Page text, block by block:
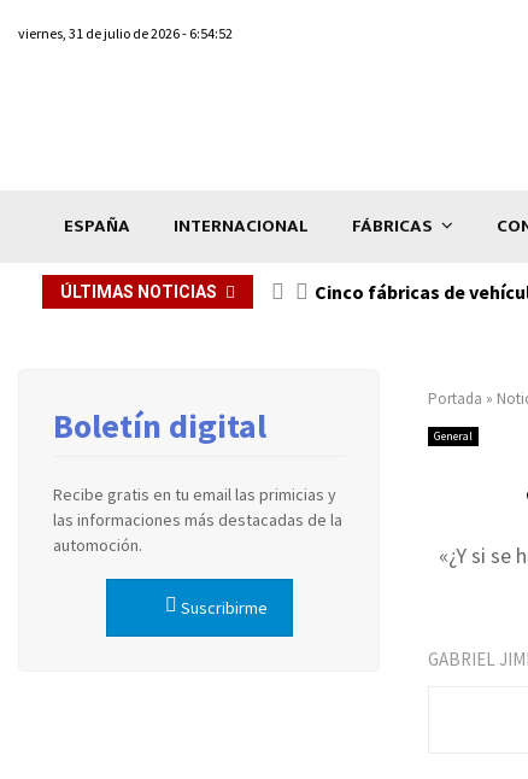
viernes, 31 de julio de 2026 - 6:54:52
ESPAÑA INTERNACIONAL FÁBRICAS
ÚLTIMAS NOTICIAS Cinco fábricas de
Portada »
General
«¿Y si
GABRIEL
Boletín digital
Recibe gratis en tu email las primicias y
las informaciones más destacadas de la
automoción.
Suscribirme